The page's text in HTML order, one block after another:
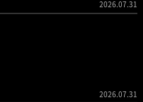
2026.07.31
2026.07.31